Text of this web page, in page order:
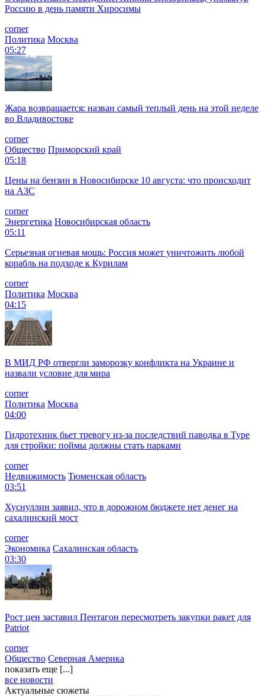
Россию в день памяти Хиросимы
corner
Политика Москва
05:27
Жара возвращается: назван самый теплый день на этой неделе
во Владивостоке
corner
Общество Приморский край
05:18
Цены на бензин в Новосибирске 10 августа: что происходит
на АЗС
corner
Энергетика Новосибирская область
05:11
Серьезная огневая мощь: Россия может уничтожить любой
корабль на подходе к Курилам
corner
Политика Москва
04:15
В МИД РФ отвергли заморозку конфликта на Украине и
назвали условие для мира
corner
Политика Москва
04:00
Гидротехник бьет тревогу из-за последствий паводка в Туре
для стройки: поймы должны стать парками
corner
Недвижимость Тюменская область
03:51
Хуснуллин заявил, что в дорожном бюджете нет денег на
сахалинский мост
corner
Экономика Сахалинская область
03:30
Рост цен заставил Пентагон пересмотреть закупки ракет для
Patriot
corner
Общество Северная Америка
показать еще [...]
все новости
Актуальные сюжеты